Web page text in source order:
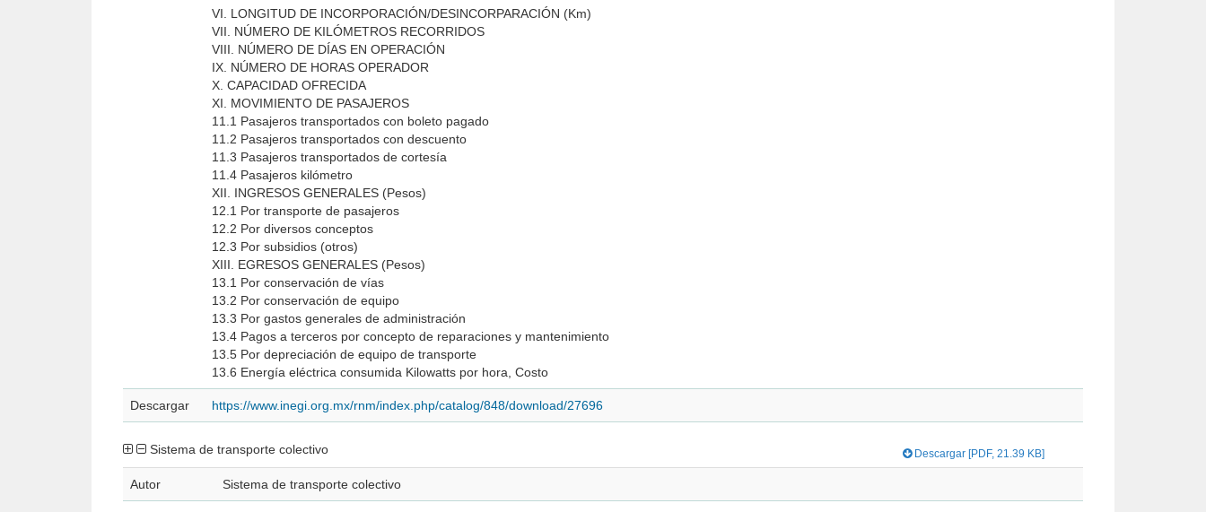
VI. LONGITUD DE INCORPORACIÓN/DESINCORPARACIÓN (Km)
VII. NÚMERO DE KILÓMETROS RECORRIDOS
VIII. NÚMERO DE DÍAS EN OPERACIÓN
IX. NÚMERO DE HORAS OPERADOR
X. CAPACIDAD OFRECIDA
XI. MOVIMIENTO DE PASAJEROS
11.1 Pasajeros transportados con boleto pagado
11.2 Pasajeros transportados con descuento
11.3 Pasajeros transportados de cortesía
11.4 Pasajeros kilómetro
XII. INGRESOS GENERALES (Pesos)
12.1 Por transporte de pasajeros
12.2 Por diversos conceptos
12.3 Por subsidios (otros)
XIII. EGRESOS GENERALES (Pesos)
13.1 Por conservación de vías
13.2 Por conservación de equipo
13.3 Por gastos generales de administración
13.4 Pagos a terceros por concepto de reparaciones y mantenimiento
13.5 Por depreciación de equipo de transporte
13.6 Energía eléctrica consumida Kilowatts por hora, Costo
Descargar https://www.inegi.org.mx/rnm/index.php/catalog/848/download/27696
Sistema de transporte colectivo Descargar [PDF, 21.39 KB]
Autor Sistema de transporte colectivo